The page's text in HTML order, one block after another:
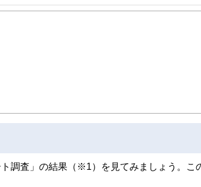
影響を与えるかという視点で、お金の知識がない方でも理解
しています。
物取引士、相続診断士、住宅ローンアドバイザー、DCプラ
タントなど150名以上の有資格者を執筆者・監修者として
指します。
調査」の結果（※1）を見てみましょう。こ